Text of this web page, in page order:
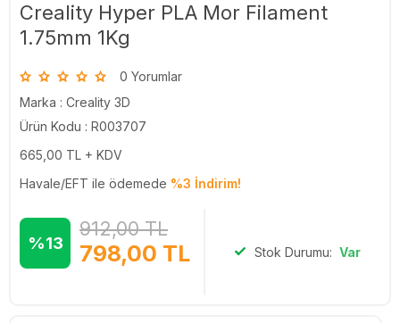
Creality Hyper PLA Mor Filament
1.75mm 1Kg
0 Yorumlar
Marka : Creality 3D
Ürün Kodu : R003707
665,00 TL + KDV
Havale/EFT ile ödemede %3 İndirim!
%13 798,00 TL
912,00TL
Stok Durumu: Var